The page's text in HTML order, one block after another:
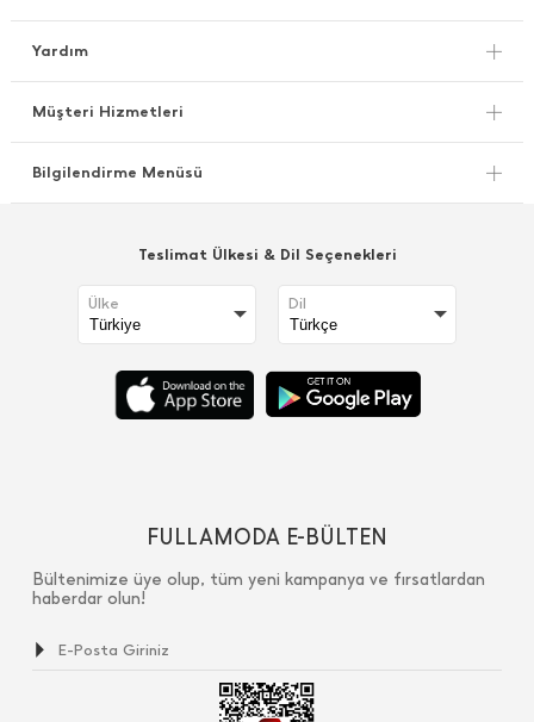
Yardım
Müşteri Hizmetleri
Bilgilendirme Menüsü
Teslimat Ülkesi & Dil Seçenekleri
Ülke Dil
FULLAMODA E-BÜLTEN
Bültenimize üye olup, tüm yeni kampanya ve fırsatlardan
haberdar olun!